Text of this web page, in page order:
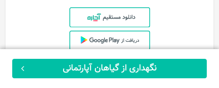
ثبت سفارش
نگهداری از گیاهان آپارتمانی